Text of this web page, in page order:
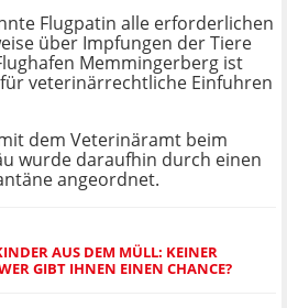
Flugpatin alle erforderlichen
über Impfungen der Tiere
Memmingerberg ist
veterinärrechtliche Einfuhren
dem Veterinäramt beim
wurde daraufhin durch einen
angeordnet.
AUS DEM MÜLL: KEINER
GIBT IHNEN EINEN CHANCE?